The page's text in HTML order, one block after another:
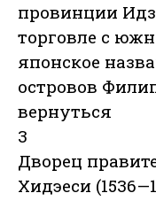
провинции
торговле с
японское
островов
вернуться
3
Дворец
Хидэеси